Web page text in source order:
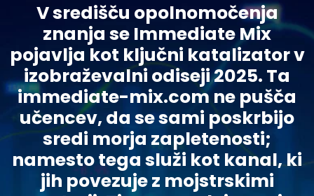
V središču opolnomočenja
znanja se Immediate Mix
pojavlja kot ključni katalizator v
izobraževalni odiseji 2025. Ta
immediate-mix.com ne pušča
učencev, da se sami poskrbijo
sredi morja zapletenosti;
namesto tega služi kot kanal, ki
jih povezuje z mojstrskimi